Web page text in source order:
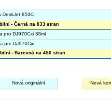
DeskJet 850C
- Černá na 833 stran
pro DJ970Cxi 38ml
pro DJ970Cxi
- Barevná na 450 stran
Nová originální Nová